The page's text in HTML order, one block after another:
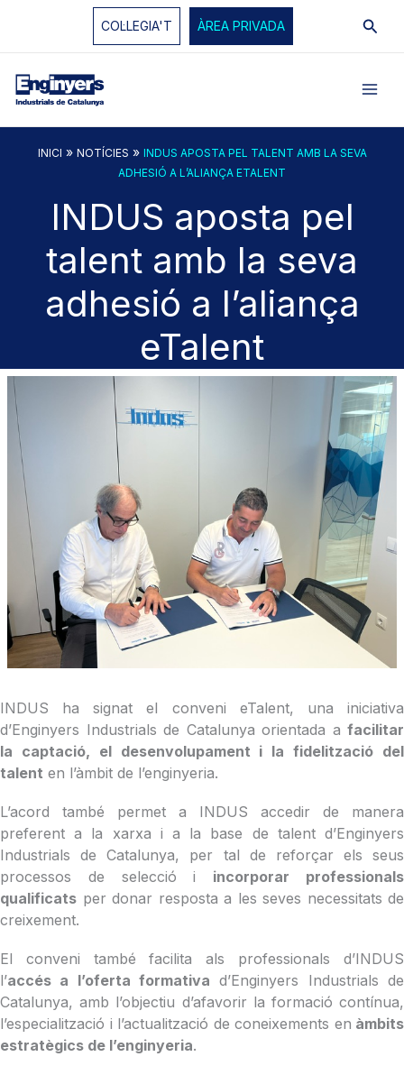
COL·LEGIA'T ÀREA PRIVADA
INICI » NOTÍCIES » INDUS APOSTA PEL TALENT AMB LA SEVA
ADHESIÓ A L’ALIANÇA ETALENT
INDUS aposta pel
talent amb la seva
adhesió a l’aliança
eTalent
INDUS ha signat el conveni eTalent, una iniciativa
d’Enginyers Industrials de Catalunya orientada a facilitar
la captació, el desenvolupament i la fidelització del
talent en l’àmbit de l’enginyeria.
L’acord també permet a INDUS accedir de manera
preferent a la xarxa i a la base de talent d’Enginyers
Industrials de Catalunya, per tal de reforçar els seus
processos de selecció i incorporar professionals
qualificats per donar resposta a les seves necessitats de
creixement.
El conveni també facilita als professionals d’INDUS
l’accés a l’oferta formativa d’Enginyers Industrials de
Catalunya, amb l’objectiu d’afavorir la formació contínua,
l’especialització i l’actualització de coneixements en àmbits
estratègics de l’enginyeria.